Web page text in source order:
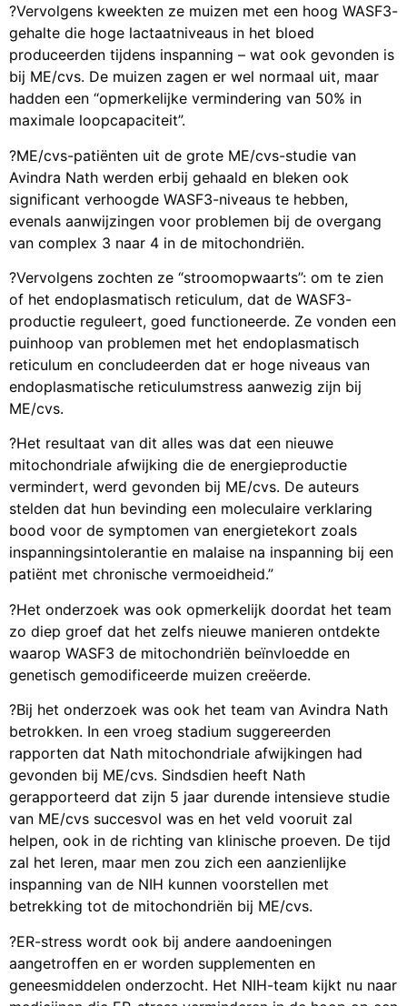
?Vervolgens kweekten ze muizen met een hoog WASF3-
gehalte die hoge lactaatniveaus in het bloed
produceerden tijdens inspanning – wat ook gevonden is
bij ME/cvs. De muizen zagen er wel normaal uit, maar
hadden een “opmerkelijke vermindering van 50% in
maximale loopcapaciteit”.
?ME/cvs-patiënten uit de grote ME/cvs-studie van
Avindra Nath werden erbij gehaald en bleken ook
significant verhoogde WASF3-niveaus te hebben,
evenals aanwijzingen voor problemen bij de overgang
van complex 3 naar 4 in de mitochondriën.
?Vervolgens zochten ze “stroomopwaarts”: om te zien
of het endoplasmatisch reticulum, dat de WASF3-
productie reguleert, goed functioneerde. Ze vonden een
puinhoop van problemen met het endoplasmatisch
reticulum en concludeerden dat er hoge niveaus van
endoplasmatische reticulumstress aanwezig zijn bij
ME/cvs.
?Het resultaat van dit alles was dat een nieuwe
mitochondriale afwijking die de energieproductie
vermindert, werd gevonden bij ME/cvs. De auteurs
stelden dat hun bevinding een moleculaire verklaring
bood voor de symptomen van energietekort zoals
inspanningsintolerantie en malaise na inspanning bij een
patiënt met chronische vermoeidheid.”
?Het onderzoek was ook opmerkelijk doordat het team
zo diep groef dat het zelfs nieuwe manieren ontdekte
waarop WASF3 de mitochondriën beïnvloedde en
genetisch gemodificeerde muizen creëerde.
?Bij het onderzoek was ook het team van Avindra Nath
betrokken. In een vroeg stadium suggereerden
rapporten dat Nath mitochondriale afwijkingen had
gevonden bij ME/cvs. Sindsdien heeft Nath
gerapporteerd dat zijn 5 jaar durende intensieve studie
van ME/cvs succesvol was en het veld vooruit zal
helpen, ook in de richting van klinische proeven. De tijd
zal het leren, maar men zou zich een aanzienlijke
inspanning van de NIH kunnen voorstellen met
betrekking tot de mitochondriën bij ME/cvs.
?ER-stress wordt ook bij andere aandoeningen
aangetroffen en er worden supplementen en
geneesmiddelen onderzocht. Het NIH-team kijkt nu naar